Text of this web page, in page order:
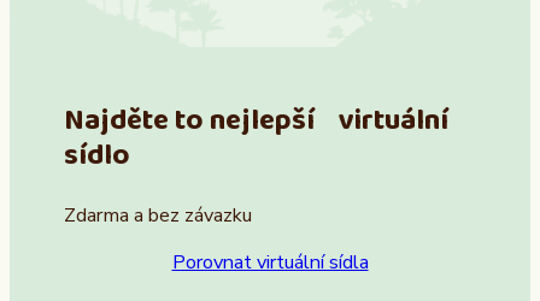
Najděte to nejlepší virtuální
sídlo
Zdarma a bez závazku
Porovnat virtuální sídla